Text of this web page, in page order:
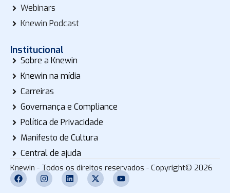
Webinars
Knewin Podcast
Institucional
Sobre a Knewin
Knewin na mídia
Carreiras
Governança e Compliance
Política de Privacidade
Manifesto de Cultura
Central de ajuda
Knewin - Todos os direitos reservados - Copyright© 2026